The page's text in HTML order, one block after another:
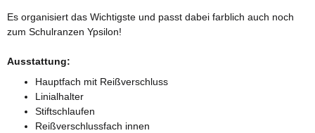
Es organisiert das Wichtigste und passt dabei farblich auch noch
zum Schulranzen Ypsilon!
Ausstattung:
Hauptfach mit Reißverschluss
Linialhalter
Stiftschlaufen
Reißverschlussfach innen